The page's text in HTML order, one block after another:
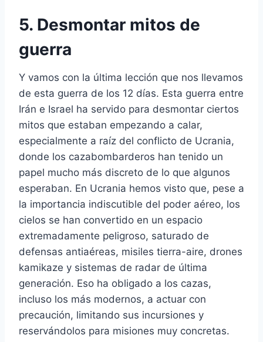
5. Desmontar mitos de
guerra
Y vamos con la última lección que nos llevamos
de esta guerra de los 12 días. Esta guerra entre
Irán e Israel ha servido para desmontar ciertos
mitos que estaban empezando a calar,
especialmente a raíz del conflicto de Ucrania,
donde los cazabombarderos han tenido un
papel mucho más discreto de lo que algunos
esperaban. En Ucrania hemos visto que, pese a
la importancia indiscutible del poder aéreo, los
cielos se han convertido en un espacio
extremadamente peligroso, saturado de
defensas antiaéreas, misiles tierra-aire, drones
kamikaze y sistemas de radar de última
generación. Eso ha obligado a los cazas,
incluso los más modernos, a actuar con
precaución, limitando sus incursiones y
reservándolos para misiones muy concretas.